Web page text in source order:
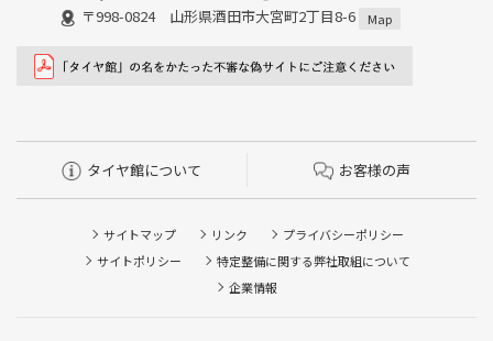
〒998-0824 山形県酒田市大宮町2丁目8-6
Map
タイヤ館について お客様の声
サイトマップ リンク
プライバシーポリシー
サイトポリシー
特定整備に関する弊社取組について
企業情報